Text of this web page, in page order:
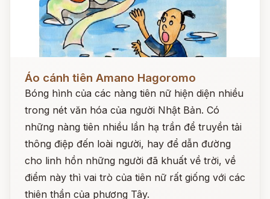
Đọc ngay
Áo cánh tiên Amano Hagoromo
Bóng hình của các nàng tiên nữ hiện diện nhiều
trong nét văn hóa của người Nhật Bản. Có
những nàng tiên nhiều lần hạ trần để truyền tải
thông điệp đến loài người, hay để dẫn đường
cho linh hồn những người đã khuất về trời, về
điểm này thì vai trò của tiên nữ rất giống với các
thiên thần của phương Tây.